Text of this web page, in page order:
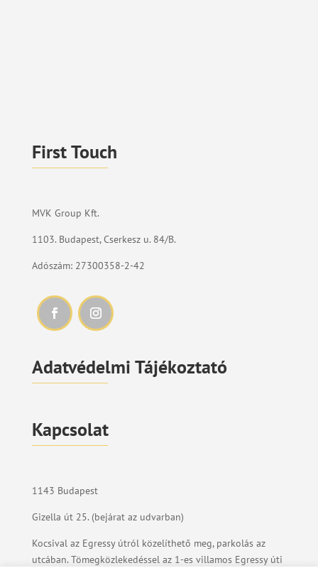
First Touch
MVK Group Kft.
1103. Budapest, Cserkesz u. 84/B.
Adószám: 27300358-2-42
Adatvédelmi Tájékoztató
Kapcsolat
1143 Budapest
Gizella út 25. (bejárat az udvarban)
Kocsival az Egressy útról közelíthető meg, parkolás az
utcában. Tömegközlekedéssel az 1-es villamos Egressy úti